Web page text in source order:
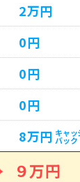
2万円
0円
0円
0円
8万円 キャッ
バック
９万円